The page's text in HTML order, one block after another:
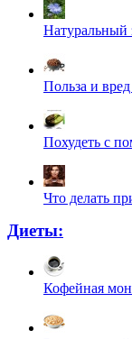
Натуральный
Польза и
Похудеть с
Что делать
Диеты:
Кофейная